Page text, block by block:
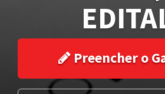
Preencher o